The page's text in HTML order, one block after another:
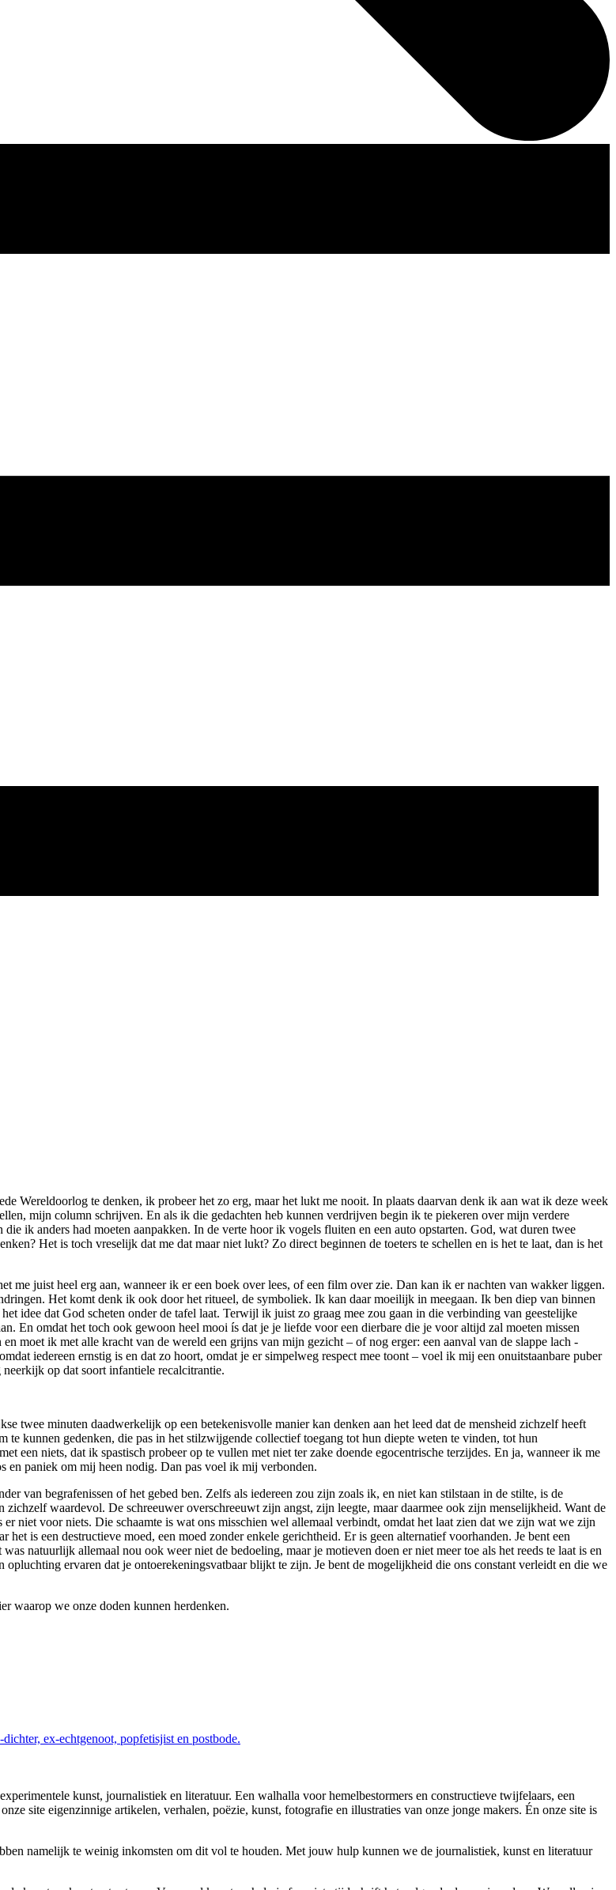
Wereldoorlog te denken, ik probeer het zo erg, maar het lukt me nooit. In plaats daarvan denk ik aan wat ik deze week
mijn column schrijven. En als ik die gedachten heb kunnen verdrijven begin ik te piekeren over mijn verdere
ik anders had moeten aanpakken. In de verte hoor ik vogels fluiten en een auto opstarten. God, wat duren twee
Het is toch vreselijk dat me dat maar niet lukt? Zo direct beginnen de toeters te schellen en is het te laat, dan is het
me juist heel erg aan, wanneer ik er een boek over lees, of een film over zie. Dan kan ik er nachten van wakker liggen.
Het komt denk ik ook door het ritueel, de symboliek. Ik kan daar moeilijk in meegaan. Ik ben diep van binnen
idee dat God scheten onder de tafel laat. Terwijl ik juist zo graag mee zou gaan in die verbinding van geestelijke
En omdat het toch ook gewoon heel mooi ís dat je je liefde voor een dierbare die je voor altijd zal moeten missen
moet ik met alle kracht van de wereld een grijns van mijn gezicht – of nog erger: een aanval van de slappe lach -
iedereen ernstig is en dat zo hoort, omdat je er simpelweg respect mee toont – voel ik mij een onuitstaanbare puber
op dat soort infantiele recalcitrantie.
twee minuten daadwerkelijk op een betekenisvolle manier kan denken aan het leed dat de mensheid zichzelf heeft
kunnen gedenken, die pas in het stilzwijgende collectief toegang tot hun diepte weten te vinden, tot hun
een niets, dat ik spastisch probeer op te vullen met niet ter zake doende egocentrische terzijdes. En ja, wanneer ik me
en paniek om mij heen nodig. Dan pas voel ik mij verbonden.
van begrafenissen of het gebed ben. Zelfs als iedereen zou zijn zoals ik, en niet kan stilstaan in de stilte, is de
waardevol. De schreeuwer overschreeuwt zijn angst, zijn leegte, maar daarmee ook zijn menselijkheid. Want de
niet voor niets. Die schaamte is wat ons misschien wel allemaal verbindt, omdat het laat zien dat we zijn wat we zijn
is een destructieve moed, een moed zonder enkele gerichtheid. Er is geen alternatief voorhanden. Je bent een
natuurlijk allemaal nou ook weer niet de bedoeling, maar je motieven doen er niet meer toe als het reeds te laat is en
ervaren dat je ontoerekeningsvatbaar blijkt te zijn. Je bent de mogelijkheid die ons constant verleidt en die we
waarop we onze doden kunnen herdenken.
ex-echtgenoot, popfetisjist en postbode.
kunst, journalistiek en literatuur. Een walhalla voor hemelbestormers en constructieve twijfelaars, een
site eigenzinnige artikelen, verhalen, poëzie, kunst, fotografie en illustraties van onze jonge makers. Én onze site is
namelijk te weinig inkomsten om dit vol te houden. Met jouw hulp kunnen we de journalistiek, kunst en literatuur